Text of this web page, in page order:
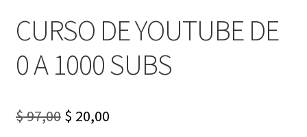
CURSO DE YOUTUBE DE
0 A 1000 SUBS
$97,00 Original
$ 20,00Current